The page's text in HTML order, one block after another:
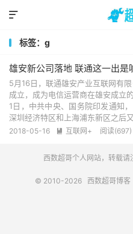

标签：g
雄安新公司落地 联通这一出是
5月16日，联通雄安产业互联网有
成立，成为电信运营商在雄安成立
1日，中共中央、国务院印发通知
深圳经济特区和上海浦东新区之后
2018-05-16  互联网+ 阅读(697)
西数超哥个人网站，转载
© 2010-2026 西数超哥博客